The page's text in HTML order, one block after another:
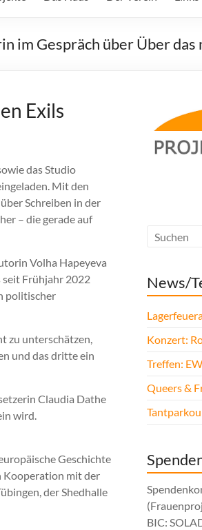
im Gespräch über Über
Exils
das Studio
Mit den
Schreiben in der
– die gerade auf
Volha Hapeyeva
seit Frühjahr 2022
politischer
zu unterschätzen,
und das dritte ein
Claudia Dathe
wird.
Geschichte
Kooperation mit der
der Shedhalle
News/
Konzert:
Treffen:
Queers &
BIC: